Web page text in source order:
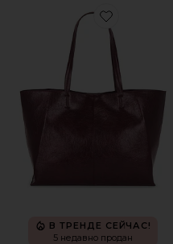
Favorite СУМКА
В ТРЕНДЕ СЕЙЧАС!
5 недавно продан